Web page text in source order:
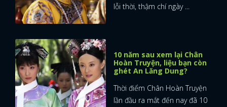
lỗi thời, thậm chí ngày ...
10 năm sau xem lại Chân
Hoàn Truyện, liệu bạn còn
ghét An Lăng Dung?
Thời điểm Chân Hoàn Truyện
lần đầu ra mắt đến nay đã 10